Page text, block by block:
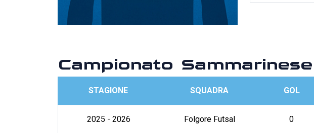
Campionato
STAGIONE SQUADRA GOL
2025 - 2026 Folgore Futsal 0